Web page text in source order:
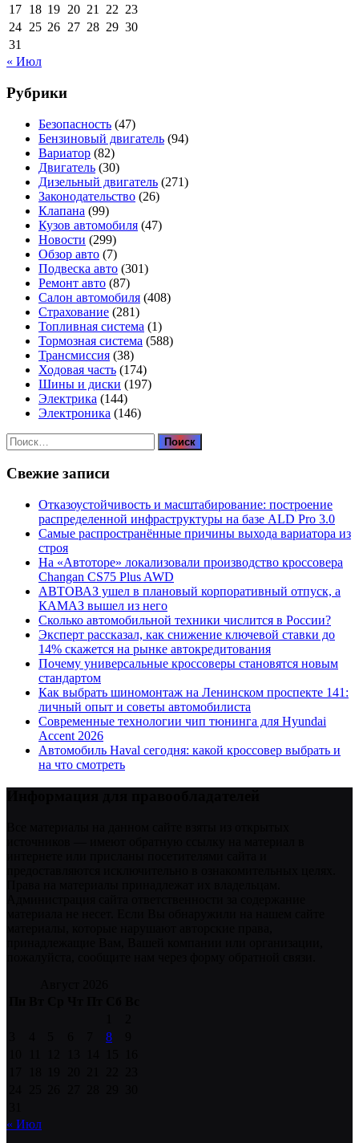
17 18 19 20 21 22 23
24 25 26 27 28 29 30
31
« Июл
Рубрики
Безопасность (47)
Бензиновый двигатель (94)
Вариатор (82)
Двигатель (30)
Дизельный двигатель (271)
Законодательство (26)
Клапана (99)
Кузов автомобиля (47)
Новости (299)
Обзор авто (7)
Подвеска авто (301)
Ремонт авто (87)
Салон автомобиля (408)
Страхование (281)
Топливная система (1)
Тормозная система (588)
Трансмиссия (38)
Ходовая часть (174)
Шины и диски (197)
Электрика (144)
Электроника (146)
Найти:
Свежие записи
Отказоустойчивость и масштабирование: построение
распределенной инфраструктуры на базе ALD Pro 3.0
Самые распространённые причины выхода вариатора из
строя
На «Автоторе» локализовали производство кроссовера
Changan CS75 Plus AWD
АВТОВАЗ ушел в плановый корпоративный отпуск, а
КАМАЗ вышел из него
Сколько автомобильной техники числится в России?
Эксперт рассказал, как снижение ключевой ставки до
14% скажется на рынке автокредитования
Почему универсальные кроссоверы становятся новым
стандартом
Как выбрать шиномонтаж на Ленинском проспекте 141:
личный опыт и советы автомобилиста
Современные технологии чип тюнинга для Hyundai
Accent 2026
Автомобиль Haval сегодня: какой кроссовер выбрать и
на что смотреть
8
« Июл